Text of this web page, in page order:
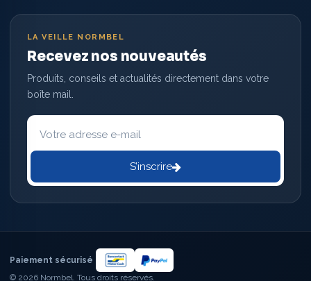
LA VEILLE NORMBEL
Recevez nos nouveautés
Produits, conseils et actualités directement dans votre
boîte mail.
Votre
adresse
mail
S’inscrire
© 2026 Normbel. Tous droits réservés.
Paiement sécurisé